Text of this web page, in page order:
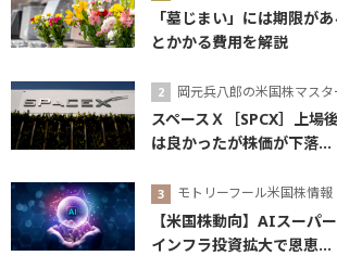
「墓じまい」には期限が
とかかる費用を解説
岡元兵八郎の米国株マス
スペースＸ［SPCX］上場
は良かったが株価が下落...
モトリーフール米国株情報
【米国株動向】AIスーパ
インフラ投資拡大で恩恵...